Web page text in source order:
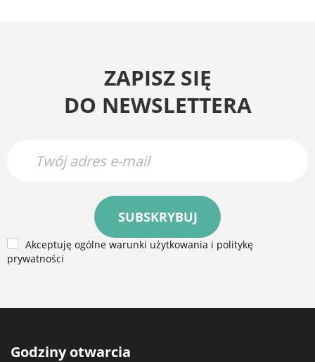
ZAPISZ SIĘ
DO NEWSLETTERA
SUBSKRYBUJ
Akceptuję ogólne warunki użytkowania i politykę
prywatności
Godziny otwarcia